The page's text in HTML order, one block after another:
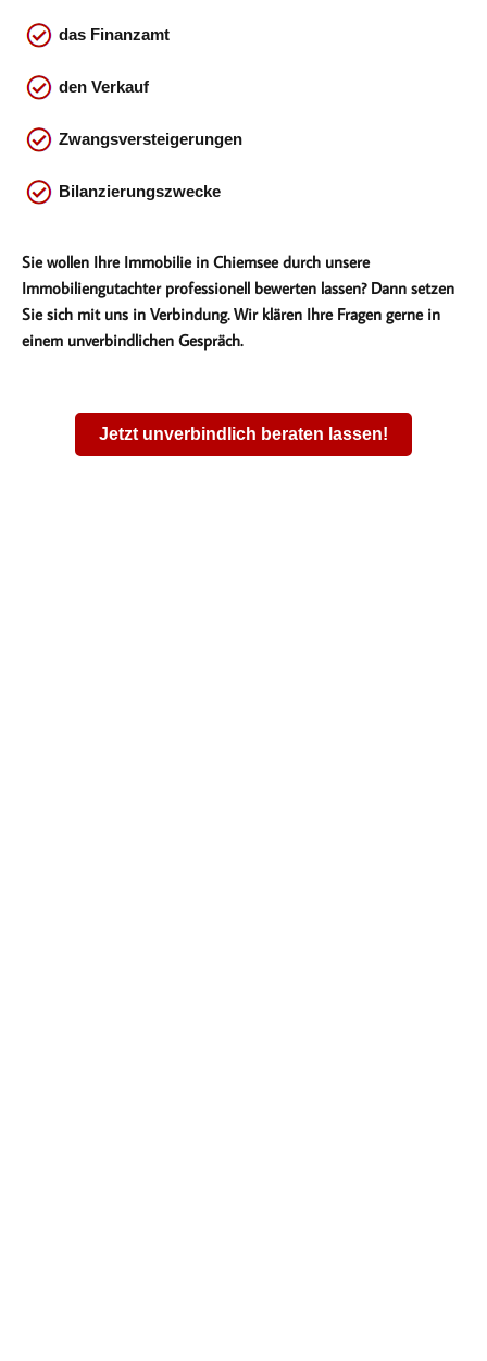
das Finanzamt
den Verkauf
Zwangsversteigerungen
Bilanzierungszwecke
Sie wollen Ihre Immobilie in Chiemsee durch unsere
Immobiliengutachter professionell bewerten lassen? Dann setzen
Sie sich mit uns in Verbindung. Wir klären Ihre Fragen gerne in
einem unverbindlichen Gespräch.
Jetzt unverbindlich beraten lassen!